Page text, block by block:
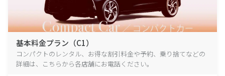
基本料金プラン（C1）
コンパクトのレンタル、お得な割引料金や予約、乗り捨てなどの
詳細は、こちらから各店舗にお電話ください。